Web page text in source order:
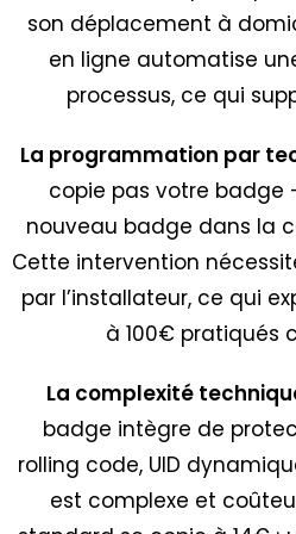
son déplacement à
en ligne automatise
processus, ce qui
La programmation par
copie pas votre badge
nouveau badge dans la
Cette intervention
par l’installateur, ce qui
à 100€ pratiqués
La complexité
badge intègre de
rolling code, UID
est complexe et